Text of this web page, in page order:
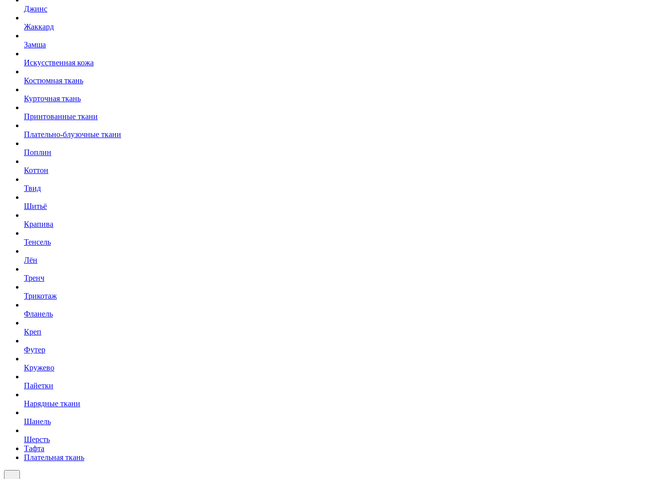
Джинс
Жаккард
Замша
Искусственная кожа
Костюмная ткань
Курточная ткань
Принтованные ткани
Плательно-блузочные ткани
Поплин
Коттон
Твид
Шитьё
Крапива
Тенсель
Лён
Тренч
Трикотаж
Фланель
Креп
Футер
Кружево
Пайетки
Нарядные ткани
Шанель
Шерсть
Тафта
Плательная ткань